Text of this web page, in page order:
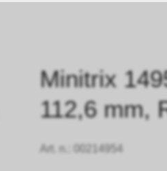
Minitrix
112,6 mm,
Art. n.: 00214954